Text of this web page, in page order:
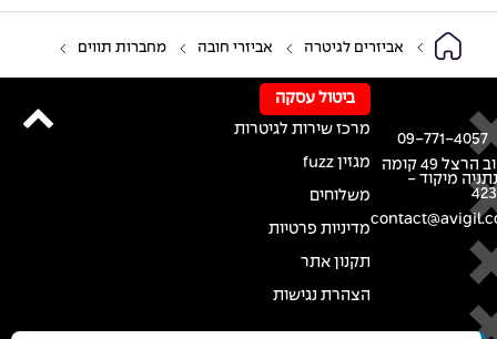
אביזרים לגיטרה אביזרי חובה מחברות תווים
רחוב הרצל 49 קומה
מיקוד -
09-771-4057
ביטול עסקה
מרכז שירות לגיטרות
מגזין fuzz
משלוחים
מדיניות פרטיות
תקנון אתר
הצהרת נגישות